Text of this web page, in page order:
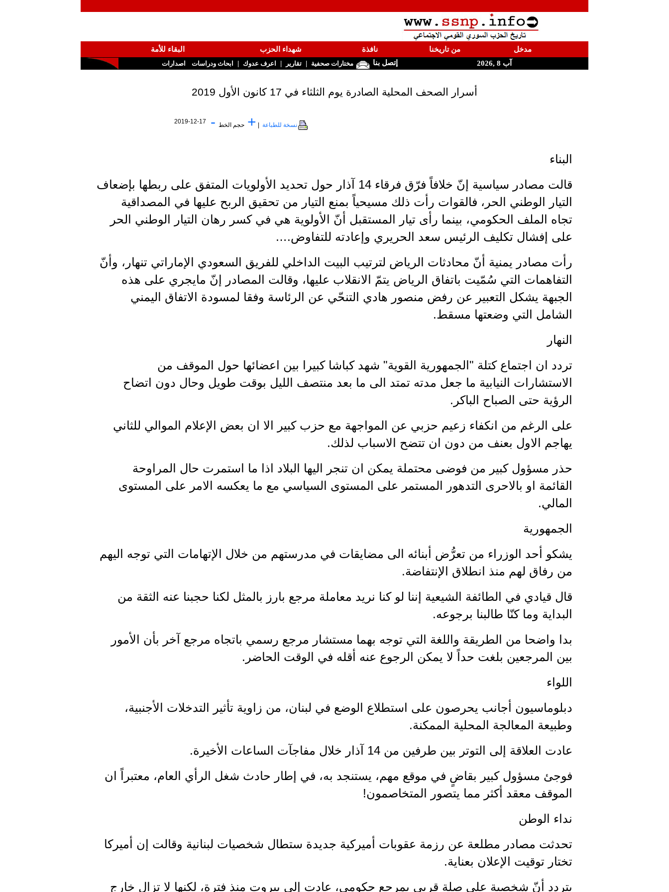
مدخل من تاريخنا نافذة شهداء الحزب
البقاء للأمة
آب 8 ,2026
إتصل بنا مختارات صحفية | تقارير | اعرف عدوك | ابحاث ودراسات اصدارات
أسرار الصحف المحلية الصادرة يوم الثلثاء في 17 كانون الأول 2019
نسخة للطباعة + حجم الخط -
2019-12-17
البناء
قالت مصادر سياسية إنّ خلافاً فرّق فرقاء 14 آذار حول تحديد الأولويات المتفق على ربطها بإضعاف
التيار الوطني الحر، فالقوات رأت ذلك مسيحياً بمنع التيار من تحقيق الربح عليها في المصداقية
تجاه الملف الحكومي، بينما رأى تيار المستقبل أنّ الأولوية هي في كسر رهان التيار الوطني الحر
على إفشال تكليف الرئيس سعد الحريري وإعادته للتفاوض.…
رأت مصادر يمنية أنّ محادثات الرياض لترتيب البيت الداخلي للفريق السعودي الإماراتي تنهار، وأنّ
التفاهمات التي سُمّيت باتفاق الرياض يتمّ الانقلاب عليها، وقالت المصادر إنّ مايجري على هذه
الجبهة يشكل التعبير عن رفض منصور هادي التنحّي عن الرئاسة وفقا لمسودة الاتفاق اليمني
الشامل التي وضعتها مسقط.
النهار
تردد ان اجتماع كتلة "الجمهورية القوية" شهد كباشا كبيرا بين اعضائها حول الموقف من
الاستشارات النيابية ما جعل مدته تمتد الى ما بعد منتصف الليل بوقت طويل وحال دون اتضاح
الرؤية حتى الصباح الباكر.
على الرغم من انكفاء زعيم حزبي عن المواجهة مع حزب كبير الا ان بعض الإعلام الموالي للثاني
يهاجم الاول بعنف من دون ان تتضح الاسباب لذلك.
حذر مسؤول كبير من فوضى محتملة يمكن ان تنجر اليها البلاد اذا ما استمرت حال المراوحة
القائمة او بالاحرى التدهور المستمر على المستوى السياسي مع ما يعكسه الامر على المستوى
المالي.
الجمهورية
يشكو أحد الوزراء من تعرُّض أبنائه الى مضايقات في مدرستهم من خلال الإتهامات التي توجه اليهم
من رفاق لهم منذ انطلاق الإنتفاضة.
قال قيادي في الطائفة الشيعية إننا لو كنا نريد معاملة مرجع بارز بالمثل لكنا حجبنا عنه الثقة من
البداية وما كنّا طالبنا برجوعه.
بدا واضحا من الطريقة واللغة التي توجه بهما مستشار مرجع رسمي باتجاه مرجع آخر بأن الأمور
بين المرجعين بلغت حداً لا يمكن الرجوع عنه أقله في الوقت الحاضر.
اللواء
دبلوماسيون أجانب يحرصون على استطلاع الوضع في لبنان، من زاوية تأثير التدخلات الأجنبية،
وطبيعة المعالجة المحلية الممكنة.
عادت العلاقة إلى التوتر بين طرفين من 14 آذار خلال مفاجآت الساعات الأخيرة.
فوجئ مسؤول كبير بقاضٍ في موقع مهم، يستنجد به، في إطار حادث شغل الرأي العام، معتبراً ان
الموقف معقد أكثر مما يتصور المتخاصمون!
نداء الوطن
تحدثت مصادر مطلعة عن رزمة عقوبات أميركية جديدة ستطال شخصيات لبنانية وقالت إن أميركا
تختار توقيت الإعلان بعناية.
يتردد أنّ شخصية على صلة قربى بمرجع حكومي، عادت إلى بيروت منذ فترة، لكنها لا تزال خارج